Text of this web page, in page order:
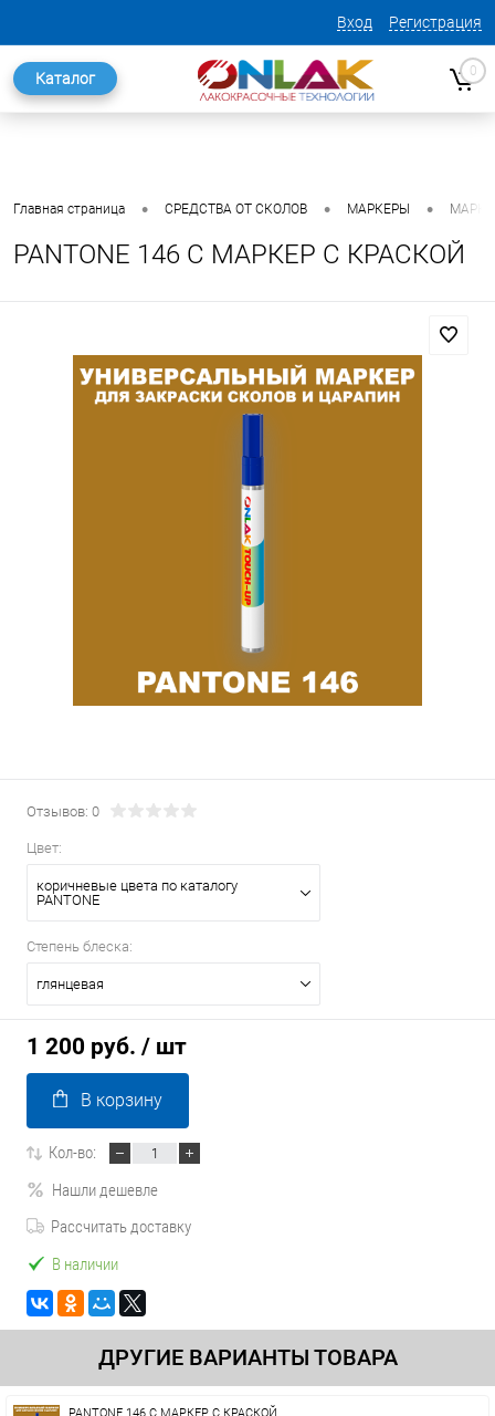
Вход Регистрация
Каталог 0
Главная страница • СРЕДСТВА ОТ СКОЛОВ • МАРКЕРЫ •
PANTONE 146 C МАРКЕР С КРАСКОЙ
Отзывов: 0
Цвет:
коричневые цвета по каталогу
PANTONE
Степень блеска:
глянцевая
1 200 руб. / шт
В корзину
Кол-во:
Нашли дешевле
Рассчитать доставку
В наличии
ДРУГИЕ ВАРИАНТЫ ТОВАРА